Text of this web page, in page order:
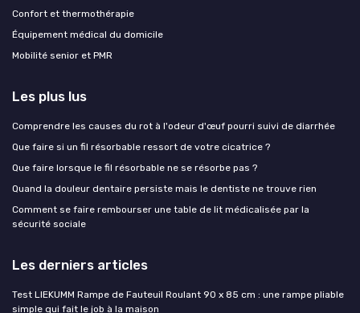
Confort et thermothérapie
Équipement médical du domicile
Mobilité senior et PMR
Les plus lus
Comprendre les causes du rot à l'odeur d'œuf pourri suivi de diarrhée
Que faire si un fil résorbable ressort de votre cicatrice ?
Que faire lorsque le fil résorbable ne se résorbe pas ?
Quand la douleur dentaire persiste mais le dentiste ne trouve rien
Comment se faire rembourser une table de lit médicalisée par la
sécurité sociale
Les derniers articles
Test LIEKUMM Rampe de Fauteuil Roulant 90 x 85 cm : une rampe pliable
simple qui fait le job à la maison